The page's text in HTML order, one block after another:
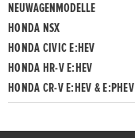
NEUWAGENMODELLE
HONDA NSX
HONDA CIVIC E:HEV
HONDA HR-V E:HEV
HONDA CR-V E:HEV & E:PHEV